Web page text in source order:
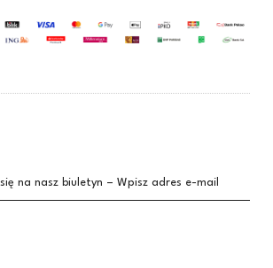
na nasz biuletyn – Wpisz adres e-mail